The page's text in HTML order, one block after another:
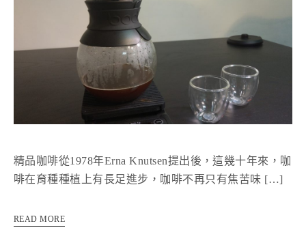
精品咖啡從1978年Erna Knutsen提出後，這幾十年來，咖
啡在育種種植上有長足進步，咖啡不再只有焦苦味 […]
READ MORE